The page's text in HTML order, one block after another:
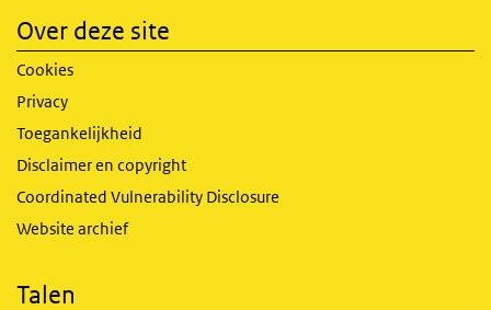
Over deze site
Cookies
Privacy
Toegankelijkheid
Disclaimer en copyright
Coordinated Vulnerability Disclosure
Website archief
Talen